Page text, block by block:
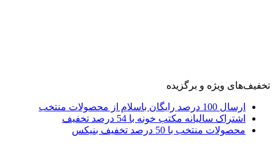
تخفیف‌های ویژه و برگزیده
ارسال 100 درصد رایگان باسلام از محصولات منتخب
اشتراک سالیانه مکتب خونه با 54 درصد تخفیف
محصولات منتخب با 50 درصد تخفیف بنیکس